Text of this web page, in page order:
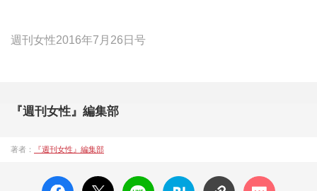
週刊女性2016年7月26日号
『週刊女性』編集部
著者： 『週刊女性』編集部
facebo
X ポス
LINE
はてな
コメン